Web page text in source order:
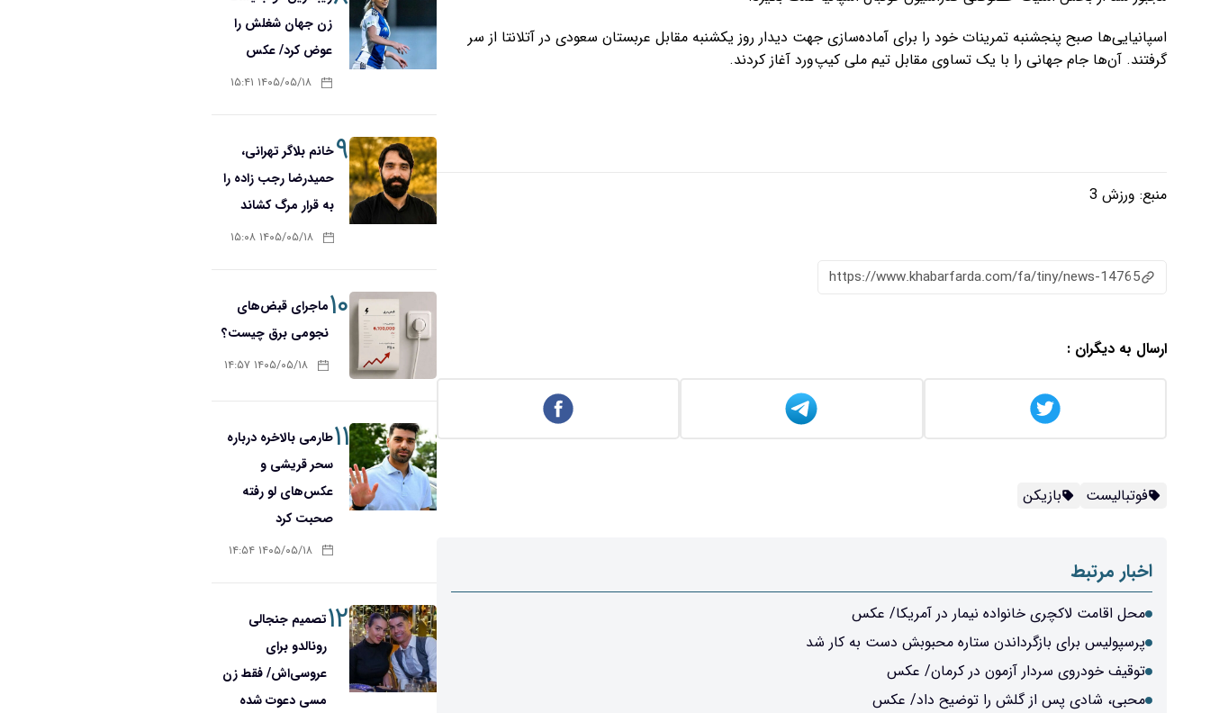
اسپانیایی‌ها صبح پنجشنبه تمرینات خود را برای آماده‌سازی جهت دیدار روز یکشنبه مقابل عربستان سعودی در آتلانتا از سر
گرفتند. آن‌ها جام جهانی را با یک تساوی مقابل تیم ملی کیپ‌ورد آغاز کردند.
منبع: ورزش 3
https://www.khabarfarda.com/fa/tiny/news-14765
ارسال به دیگران :
فوتبالیست بازیکن
اخبار مرتبط
محل اقامت لاکچری خانواده نیمار در آمریکا/ عکس
پرسپولیس برای بازگرداندن ستاره محبوبش دست به کار شد
توقیف خودروی سردار آزمون در کرمان/ عکس
محبی، شادی پس از گلش را توضیح داد/ عکس
زن جهان شغلش را
عوض کرد/ عکس
۱۴۰۵/۰۵/۱۸ ۱۵:۴۱
۹خانم بلاگر تهرانی،
حمیدرضا رجب زاده را
به قرار مرگ کشاند
۱۴۰۵/۰۵/۱۸ ۱۵:۰۸
۱۰ماجرای قبض‌های
نجومی برق چیست؟
۱۴۰۵/۰۵/۱۸ ۱۴:۵۷
۱۱طارمی بالاخره درباره
سحر قریشی و
عکس‌های لو رفته
صحبت کرد
۱۴۰۵/۰۵/۱۸ ۱۴:۵۴
۱۲تصمیم جنجالی
رونالدو برای
عروسی‌اش/ فقط زن
مسی دعوت شده